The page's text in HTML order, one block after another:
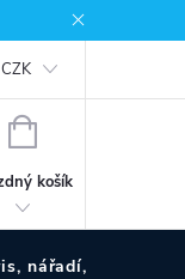
CZK
NÁKUPNÍ
košík
nářadí, pumpy